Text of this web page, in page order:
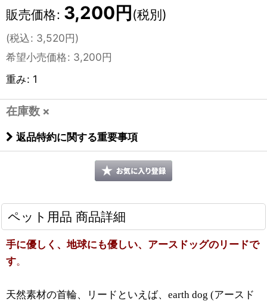
販売価格: 3,200円(税別)
(税込: 3,520円)
希望小売価格: 3,200円
重み: 1
在庫数 ×
返品特約に関する重要事項
ペット用品 商品詳細
手に優しく、地球にも優しい、アースドッグのリードで
す。
天然素材の首輪、リードといえば、earth dog (アースド